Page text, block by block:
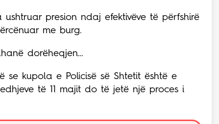
presion ndaj efektivëve të përfshirë
me burg.
dorëheqjen…
se kupola e Policisë së Shtetit është e
të 11 majit do të jetë një proces i